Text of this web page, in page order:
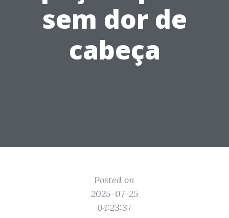
sem dor de
cabeça
Posted on
2025-07-25
04:23:37